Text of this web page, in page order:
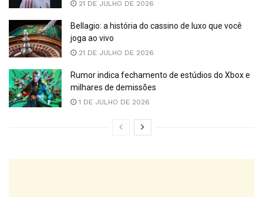
21 DE JULHO DE 2026
Bellagio: a história do cassino de luxo que você
joga ao vivo
21 DE JULHO DE 2026
Rumor indica fechamento de estúdios do Xbox e
milhares de demissões
1 DE JULHO DE 2026